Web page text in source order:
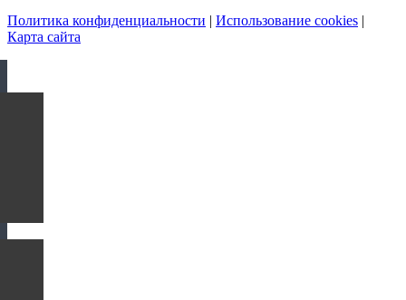
Политика конфиденциальности | Использование cookies |
Карта сайта